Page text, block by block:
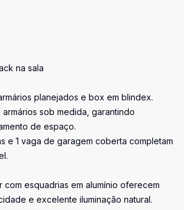
na sala
planejados e box em blindex.
sob medida, garantindo
de espaço.
e 1 vaga de garagem coberta completam
com esquadrias em alumínio oferecem
e excelente iluminação natural.